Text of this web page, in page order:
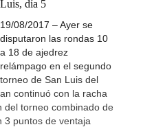
Luis, día 5
19/08/2017 – Ayer se
disputaron las rondas 10
a 18 de ajedrez
relámpago en el segundo
torneo de San Luis del
continuó con la racha
del torneo combinado de
3 puntos de ventaja